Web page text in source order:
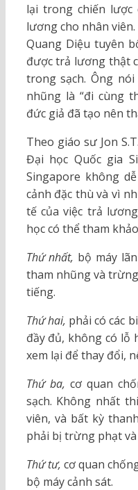
lại trong chiến
lương cho nhân
Quang Diệu tuyên
được trả lương thật
trong sạch. Ông
nhũng là “đi cùng
đức giả đã tạo nên
Theo giáo sư Jon
Đại học Quốc gia
Singapore không
cảnh đặc thù và vì
tế của việc trả
học có thể tham
Thứ nhất, bộ máy
tham nhũng và
tiếng.
Thứ hai, phải có các
đầy đủ, không có lỗ
xem lại để thay đổi,
Thứ ba, cơ quan
sạch. Không nhất
viên, và bất kỳ
phải bị trừng phạt
Thứ tư, cơ quan
bộ máy cảnh sát.